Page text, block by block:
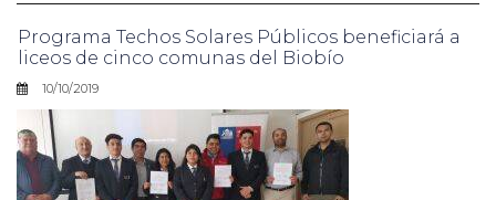
Programa Techos Solares Públicos beneficiará a
liceos de cinco comunas del Biobío
10/10/2019